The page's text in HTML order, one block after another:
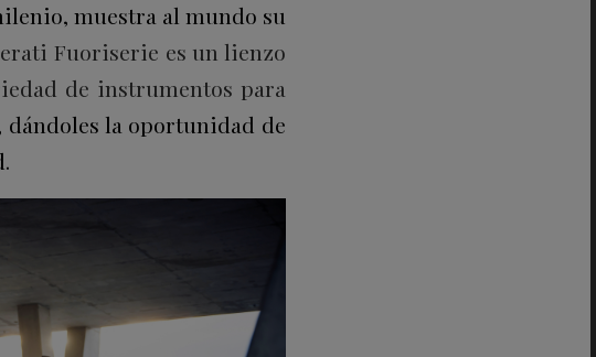
muestra al mundo su
Fuoriserie es un lienzo
de instrumentos para
la oportunidad de